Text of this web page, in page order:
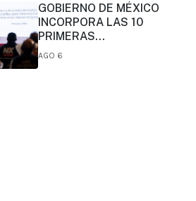
GOBIERNO DE MÉXICO
INCORPORA LAS 10
PRIMERAS
CONCLUSIONES
AGO 6